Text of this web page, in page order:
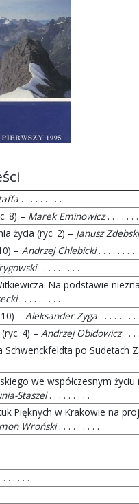
. . . . . . . . .
8) – Marek Eminowicz. . . . . .
życia (ryc. 2) – Janusz Zdebski
– Andrzej Chlebicki. . . . . . . . .
. . . . . . . . .
Na podstawie
. . . . . . . . .
– Aleksander Zyga . . . . . . . .
4) – Andrzej Obidowicz. . .
po Sudetach
we współczesnym
Staszel. . . . . . . . .
Pięknych w Krakowie na
Wroński. . . . . . . . .
. . . . .